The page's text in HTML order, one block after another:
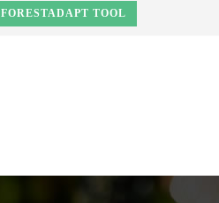
FORESTADAPT TOOL